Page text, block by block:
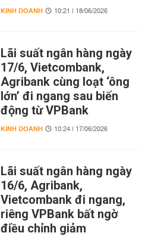
KINH DOANH 10:21 | 18/06/2026
Lãi suất ngân hàng ngày
17/6, Vietcombank,
Agribank cùng loạt ‘ông
lớn’ đi ngang sau biến
động từ VPBank
KINH DOANH 10:24 | 17/06/2026
Lãi suất ngân hàng ngày
16/6, Agribank,
Vietcombank đi ngang,
riêng VPBank bất ngờ
điều chỉnh giảm